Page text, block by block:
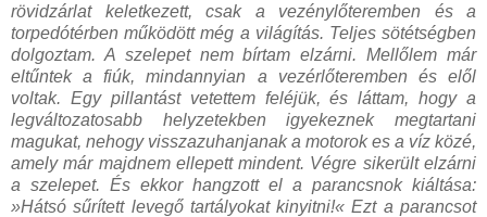
rövidzárlat keletkezett, csak a vezénylőteremben és a
torpedótérben működött még a világítás. Teljes sötétségben
dolgoztam. A szelepet nem bírtam elzárni. Mellőlem már
eltűntek a fiúk, mindannyian a vezérlőteremben és elől
voltak. Egy pillantást vetettem feléjük, és láttam, hogy a
legváltozatosabb helyzetekben igyekeznek megtartani
magukat, nehogy visszazuhanjanak a motorok es a víz közé,
amely már majdnem ellepett mindent. Végre sikerült elzárni
a szelepet. És ekkor hangzott el a parancsnok kiáltása:
»Hátsó sűrített levegő tartályokat kinyitni!« Ezt a parancsot